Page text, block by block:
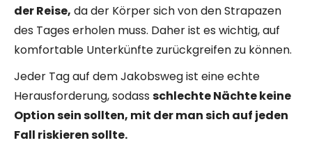
der Reise, da der Körper sich von den Strapazen
des Tages erholen muss. Daher ist es wichtig, auf
komfortable Unterkünfte zurückgreifen zu können.
Jeder Tag auf dem Jakobsweg ist eine echte
Herausforderung, sodass schlechte Nächte keine
Option sein sollten, mit der man sich auf jeden
Fall riskieren sollte.